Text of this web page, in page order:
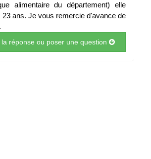
alimentaire du département) elle
23 ans. Je vous remercie d'avance de
la réponse ou poser une question